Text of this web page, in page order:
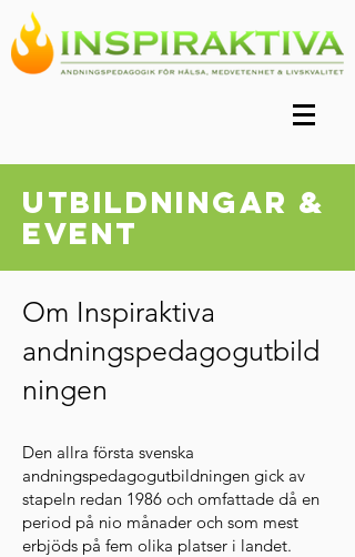
UTBILDNINGAR &
EVENT
Om Inspiraktiva
andningspedagogutbild
ningen
Den allra första svenska
andningspedagogutbildningen gick av
stapeln redan 1986 och omfattade då en
period på nio månader och som mest
erbjöds på fem olika platser i landet.